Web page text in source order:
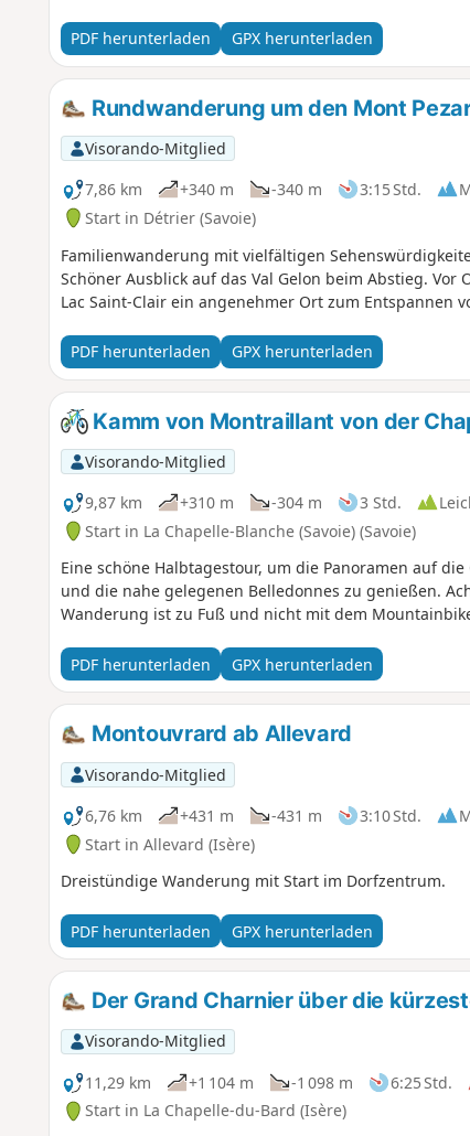
PDF herunterladen GPX herunterladen
Rundwanderung um den Mont
Visorando-Mitglied
7,86 km
+340 m -340 m 3:15 Std.
Start in Détrier (Savoie)
Familienwanderung mit vielfältigen
Schöner Ausblick auf das Val Gelon beim Abstieg.
Lac Saint-Clair ein angenehmer Ort zum Entspannen
PDF herunterladen GPX herunterladen
Kamm von Montraillant von der
Visorando-Mitglied
9,87 km
+310 m -304 m 3 Std.
Start in La Chapelle-Blanche (Savoie) (Savoie)
Eine schöne Halbtagestour, um die Panoramen auf
und die nahe gelegenen Belledonnes zu genießen.
Wanderung ist zu Fuß und nicht mit dem
PDF herunterladen GPX herunterladen
Montouvrard ab Allevard
Visorando-Mitglied
6,76 km
+431 m -431 m 3:10 Std.
Start in Allevard (Isère)
Dreistündige Wanderung mit Start im Dorfzentrum.
PDF herunterladen GPX herunterladen
Der Grand Charnier über die
Visorando-Mitglied
11,29 km
+1 104 m -1 098 m 6:25 Std.
Start in La Chapelle-du-Bard (Isère)